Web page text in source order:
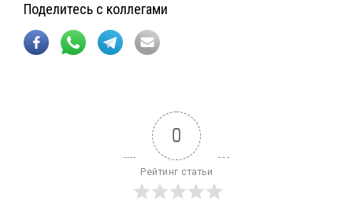
Поделитесь с коллегами
0
Рейтинг статьи